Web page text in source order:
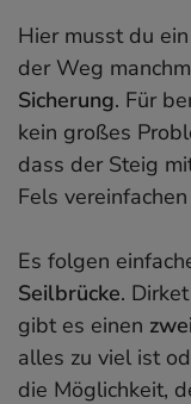
Hier musst du
der Weg
Sicherung. Für
kein großes
dass der Steig
Fels
Es folgen
Seilbrücke. Dirket
gibt es einen
alles zu viel ist
die Möglichkeit,